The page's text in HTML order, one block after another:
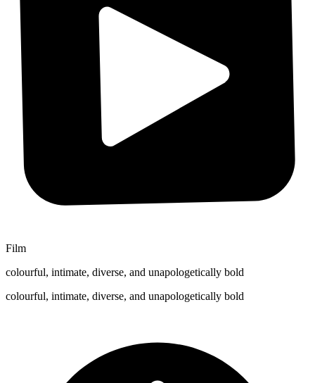
Film
colourful, intimate, diverse, and unapologetically bold
colourful, intimate, diverse, and unapologetically bold